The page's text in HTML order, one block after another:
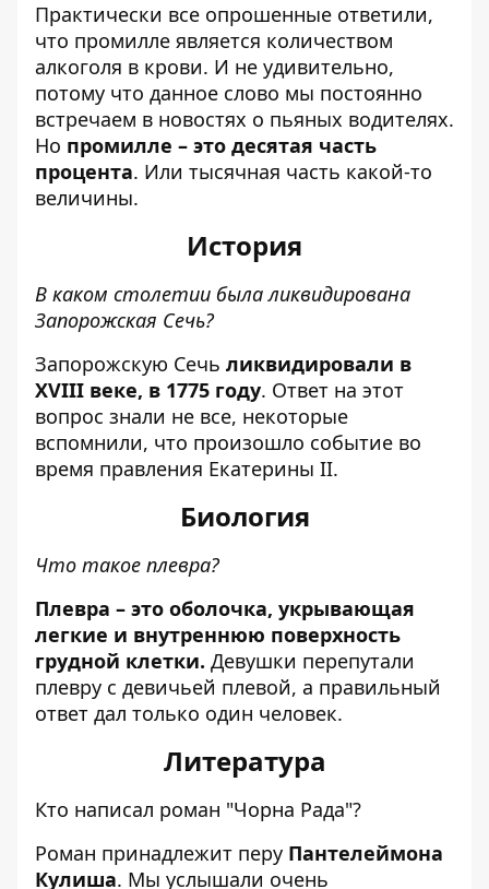
Практически все опрошенные ответили,
что промилле является количеством
алкоголя в крови. И не удивительно,
потому что данное слово мы постоянно
встречаем в новостях о пьяных водителях.
Но промилле – это десятая часть
процента. Или тысячная часть какой-то
величины.
История
В каком столетии была ликвидирована
Запорожская Сечь?
Запорожскую Сечь ликвидировали в
XVIII веке, в 1775 году. Ответ на этот
вопрос знали не все, некоторые
вспомнили, что произошло событие во
время правления Екатерины II.
Биология
Что такое плевра?
Плевра – это оболочка, укрывающая
легкие и внутреннюю поверхность
грудной клетки. Девушки перепутали
плевру с девичьей плевой, а правильный
ответ дал только один человек.
Литература
Кто написал роман "Чорна Рада"?
Роман принадлежит перу Пантелеймона
Кулиша. Мы услышали очень